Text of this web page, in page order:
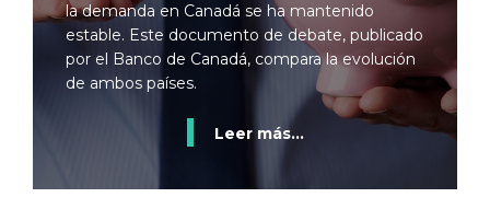
la demanda en Canadá se ha mantenido
estable. Este documento de debate, publicado
por el Banco de Canadá, compara la evolución
de ambos países.
Leer más...